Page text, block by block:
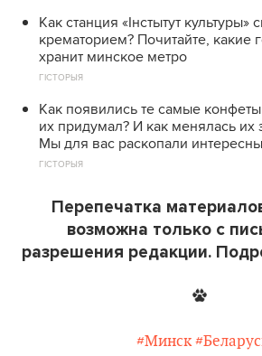
Как станция «Інстытут культуры»
крематорием? Почитайте, какие
хранит минское метро
ГІСТОРЫЯ
Как появились те самые конфеты
их придумал? И как менялась их
Мы для вас раскопали
ГІСТОРЫЯ
Перепечатка
возможна только с
разрешения редакции.
#Минск